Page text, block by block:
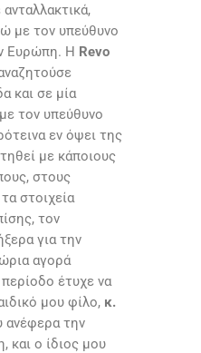
με τον υπεύθυνο
Ευρώπη. Η Revo
και σε μία
τον υπεύθυνο
εν όψει της
με κάποιους
στους
στοιχεία
τον
για την
αγορά
έτυχε να
μου φίλο, κ.
ανέφερα την
και ο ίδιος μου